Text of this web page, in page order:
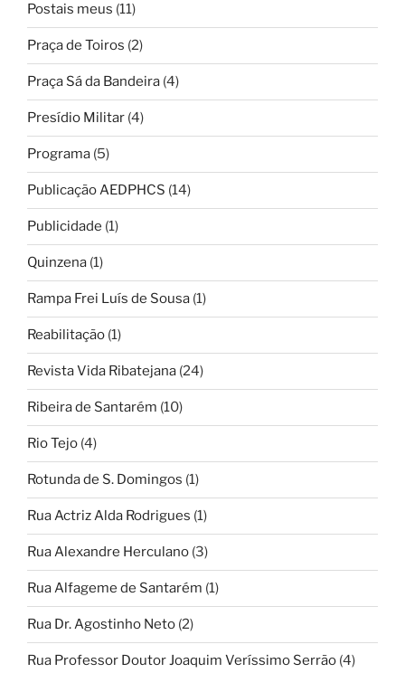
Postais meus (11)
Praça de Toiros (2)
Praça Sá da Bandeira (4)
Presídio Militar (4)
Programa (5)
Publicação AEDPHCS (14)
Publicidade (1)
Quinzena (1)
Rampa Frei Luís de Sousa (1)
Reabilitação (1)
Revista Vida Ribatejana (24)
Ribeira de Santarém (10)
Rio Tejo (4)
Rotunda de S. Domingos (1)
Rua Actriz Alda Rodrigues (1)
Rua Alexandre Herculano (3)
Rua Alfageme de Santarém (1)
Rua Dr. Agostinho Neto (2)
Rua Professor Doutor Joaquim Veríssimo Serrão (4)